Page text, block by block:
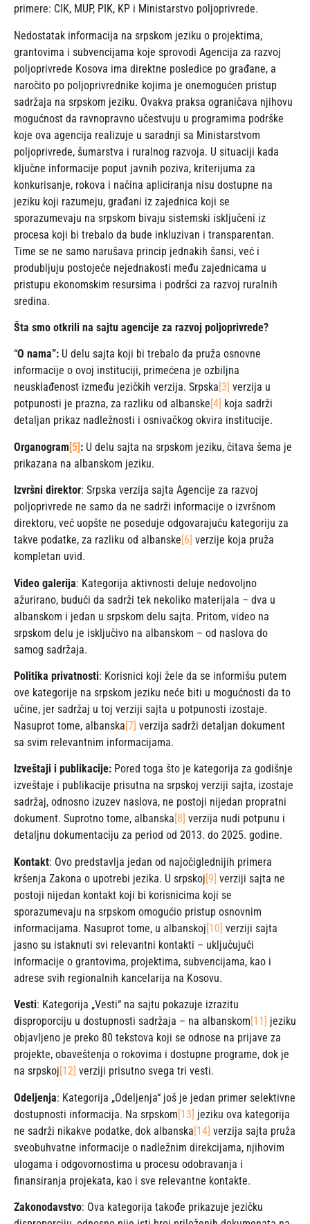
primere: CIK, MUP, PIK, KP i Ministarstvo poljoprivrede.
Nedostatak informacija na srpskom jeziku o projektima,
grantovima i subvencijama koje sprovodi Agencija za razvoj
poljoprivrede Kosova ima direktne posledice po građane, a
naročito po poljoprivrednike kojima je onemogućen pristup
sadržaja na srpskom jeziku. Ovakva praksa ograničava njihovu
mogućnost da ravnopravno učestvuju u programima podrške
koje ova agencija realizuje u saradnji sa Ministarstvom
poljoprivrede, šumarstva i ruralnog razvoja. U situaciji kada
ključne informacije poput javnih poziva, kriterijuma za
konkurisanje, rokova i načina apliciranja nisu dostupne na
jeziku koji razumeju, građani iz zajednica koji se
sporazumevaju na srpskom bivaju sistemski isključeni iz
procesa koji bi trebalo da bude inkluzivan i transparentan.
Time se ne samo narušava princip jednakih šansi, već i
produbljuju postojeće nejednakosti među zajednicama u
pristupu ekonomskim resursima i podršci za razvoj ruralnih
sredina.
Šta smo otkrili na sajtu agencije za razvoj poljoprivrede?
“O nama”: U delu sajta koji bi trebalo da pruža osnovne
informacije o ovoj instituciji, primećena je ozbiljna
neusklađenost između jezičkih verzija. Srpska [3] verzija u
potpunosti je prazna, za razliku od albanske [4] koja sadrži
detaljan prikaz nadležnosti i osnivačkog okvira institucije.
Organogram [5] : U delu sajta na srpskom jeziku, čitava šema je
prikazana na albanskom jeziku.
Izvršni direktor: Srpska verzija sajta Agencije za razvoj
poljoprivrede ne samo da ne sadrži informacije o izvršnom
direktoru, već uopšte ne poseduje odgovarajuću kategoriju za
takve podatke, za razliku od albanske [6] verzije koja pruža
kompletan uvid.
Video galerija: Kategorija aktivnosti deluje nedovoljno
ažurirano, budući da sadrži tek nekoliko materijala – dva u
albanskom i jedan u srpskom delu sajta. Pritom, video na
srpskom delu je isključivo na albanskom – od naslova do
samog sadržaja.
Politika privatnosti: Korisnici koji žele da se informišu putem
ove kategorije na srpskom jeziku neće biti u mogućnosti da to
učine, jer sadržaj u toj verziji sajta u potpunosti izostaje.
Nasuprot tome, albanska[7] verzija sadrži detaljan dokument
sa svim relevantnim informacijama.
Izveštaji i publikacije: Pored toga što je kategorija za godišnje
izveštaje i publikacije prisutna na srpskoj verziji sajta, izostaje
sadržaj, odnosno izuzev naslova, ne postoji nijedan propratni
dokument. Suprotno tome, albanska [8] verzija nudi potpunu i
detaljnu dokumentaciju za period od 2013. do 2025. godine.
Kontakt: Ovo predstavlja jedan od najočiglednijih primera
kršenja Zakona o upotrebi jezika. U srpskoj[9] verziji sajta ne
postoji nijedan kontakt koji bi korisnicima koji se
sporazumevaju na srpskom omogućio pristup osnovnim
informacijama. Nasuprot tome, u albanskoj[10] verziji sajta
jasno su istaknuti svi relevantni kontakti – uključujući
informacije o grantovima, projektima, subvencijama, kao i
adrese svih regionalnih kancelarija na Kosovu.
Vesti: Kategorija „Vesti“ na sajtu pokazuje izrazitu
disproporciju u dostupnosti sadržaja – na albanskom [11] jeziku
objavljeno je preko 80 tekstova koji se odnose na prijave za
projekte, obaveštenja o rokovima i dostupne programe, dok je
na srpskoj [12] verziji prisutno svega tri vesti.
Odeljenja: Kategorija „Odeljenja“ još je jedan primer selektivne
dostupnosti informacija. Na srpskom[13] jeziku ova kategorija
ne sadrži nikakve podatke, dok albanska[14] verzija sajta pruža
sveobuhvatne informacije o nadležnim direkcijama, njihovim
ulogama i odgovornostima u procesu odobravanja i
finansiranja projekata, kao i sve relevantne kontakte.
Zakonodavstvo: Ova kategorija takođe prikazuje jezičku